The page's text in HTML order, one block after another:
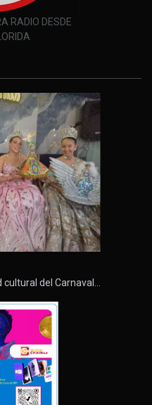
RADIO DESDE
del Carnaval…